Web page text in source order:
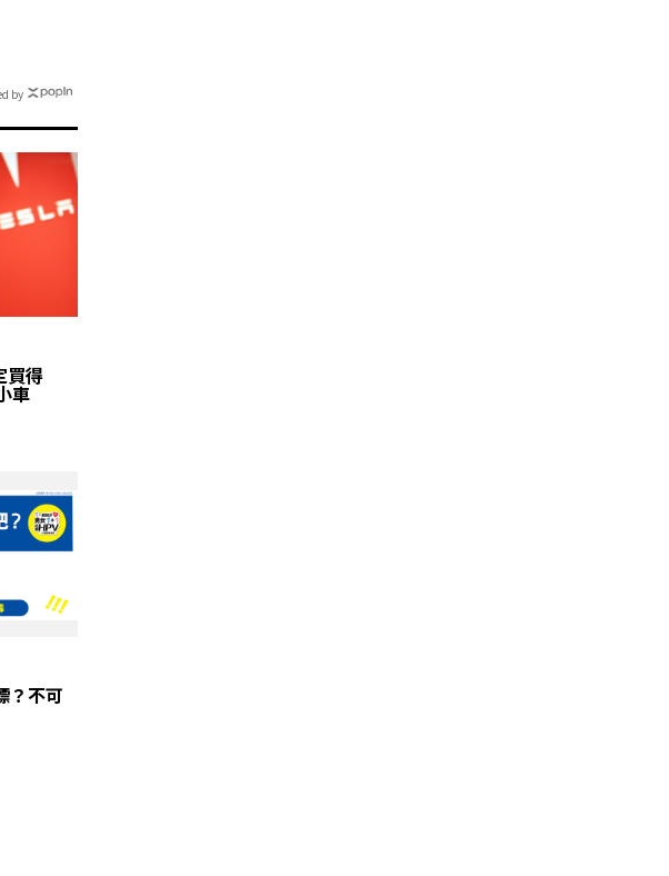
買得
車
？不可
by